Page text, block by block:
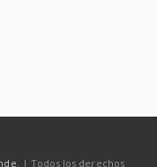
. | Todos los derechos